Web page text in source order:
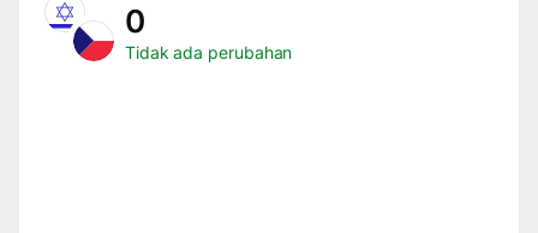
0
Tidak ada perubahan